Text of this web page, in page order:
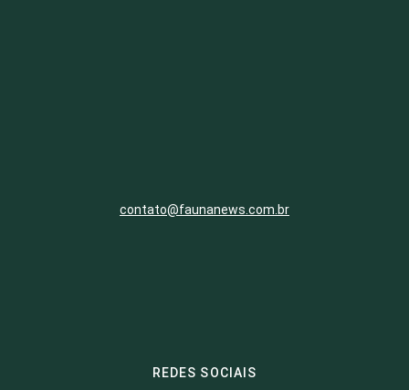
contato@faunanews.com.br
REDES SOCIAIS